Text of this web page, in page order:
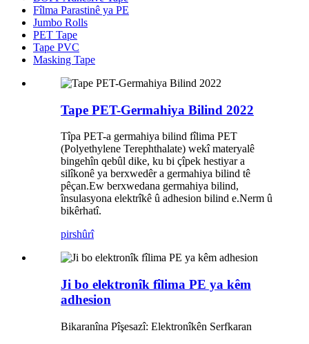
Fîlma Parastinê ya PE
Jumbo Rolls
PET Tape
Tape PVC
Masking Tape
Tape PET-Germahiya Bilind 2022
Tîpa PET-a germahiya bilind fîlima PET
(Polyethylene Terephthalate) wekî materyalê
bingehîn qebûl dike, ku bi çîpek hestiyar a
silîkonê ya berxwedêr a germahiya bilind tê
pêçan.Ew berxwedana germahiya bilind,
însulasyona elektrîkê û adhesion bilind e.Nerm û
bikêrhatî.
pirshûrî
Ji bo elektronîk fîlima PE ya kêm
adhesion
Bikaranîna Pîşesazî: Elektronîkên Serfkaran